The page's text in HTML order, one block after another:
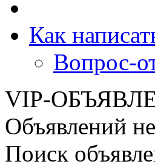
Как
Вопрос-
VIP-
Объявлений
Поиск